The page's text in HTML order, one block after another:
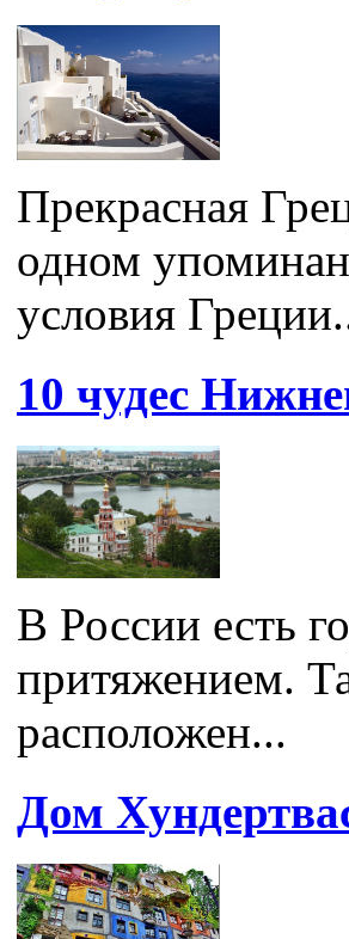
Прекрасная
одном
условия
10 чудес
В России есть
притяжением.
расположен...
Дом